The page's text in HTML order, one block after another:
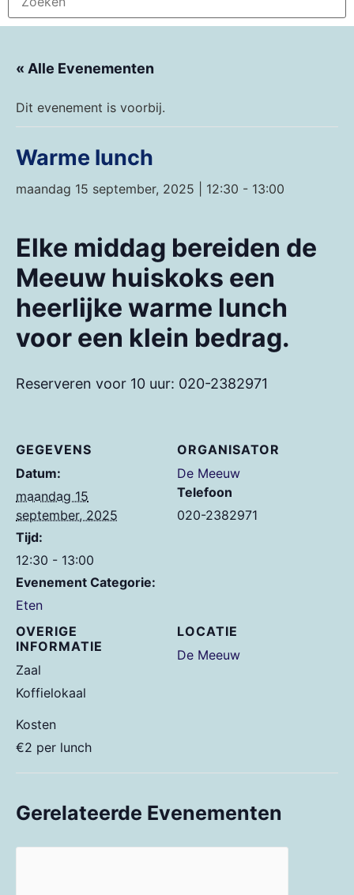
« Alle Evenementen
Dit evenement is voorbij.
Warme lunch
maandag 15 september, 2025 | 12:30 - 13:00
Elke middag bereiden de
Meeuw huiskoks een
heerlijke warme lunch
voor een klein bedrag.
Reserveren voor 10 uur: 020-2382971
GEGEVENS
Datum:
maandag 15
september, 2025
Tijd:
12:30 - 13:00
Evenement Categorie:
Eten
LOCATIE
De Meeuw
ORGANISATOR
De Meeuw
Telefoon
020-2382971
OVERIGE
INFORMATIE
Zaal
Koffielokaal
Kosten
€2 per lunch
Gerelateerde Evenementen